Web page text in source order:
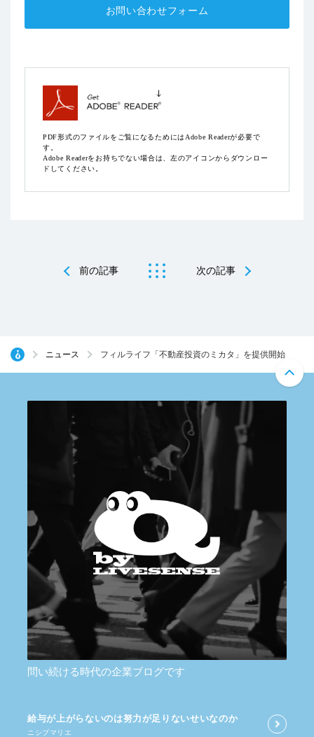
お問い合わせフォーム
PDF形式のファイルをご覧になるためにはAdobe Readerが必要で
す。
Adobe Readerをお持ちでない場合は、左のアイコンからダウンロー
ドしてください。
前の記事 次の記事
ニュース フィルライフ「不動産投資のミカタ」を提供開始
問い続ける時代の企業ブログです
給与が​上がらないのは​努力が​足りないせいなのか
ニシブマリエ